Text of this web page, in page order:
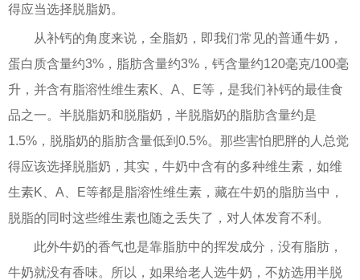
得应当选择脱脂奶。
从补钙的角度来说，全脂奶，即我们常见的普通牛奶，
蛋白质含量约3%，脂肪含量约3%，钙含量约120毫克/100毫
升，并含有脂溶性维生素K、A、E等，是我们补钙的最佳食
品之一。半脱脂奶和脱脂奶，半脱脂奶的脂肪含量约是
1.5%，脱脂奶的脂肪含量低到0.5%。那些害怕肥胖的人总觉
得应该选择脱脂奶，其实，牛奶中含有的多种维生素，如维
生素K、A、E等都是脂溶性维生素，藏在牛奶的脂肪当中，
脱脂的同时这些维生素也随之丢失了，对人体发育不利。
此外牛奶的香气也是靠脂肪中的挥发成分，没有脂肪，
牛奶就没有香味。所以，如果给老人选牛奶，不妨选用半脱